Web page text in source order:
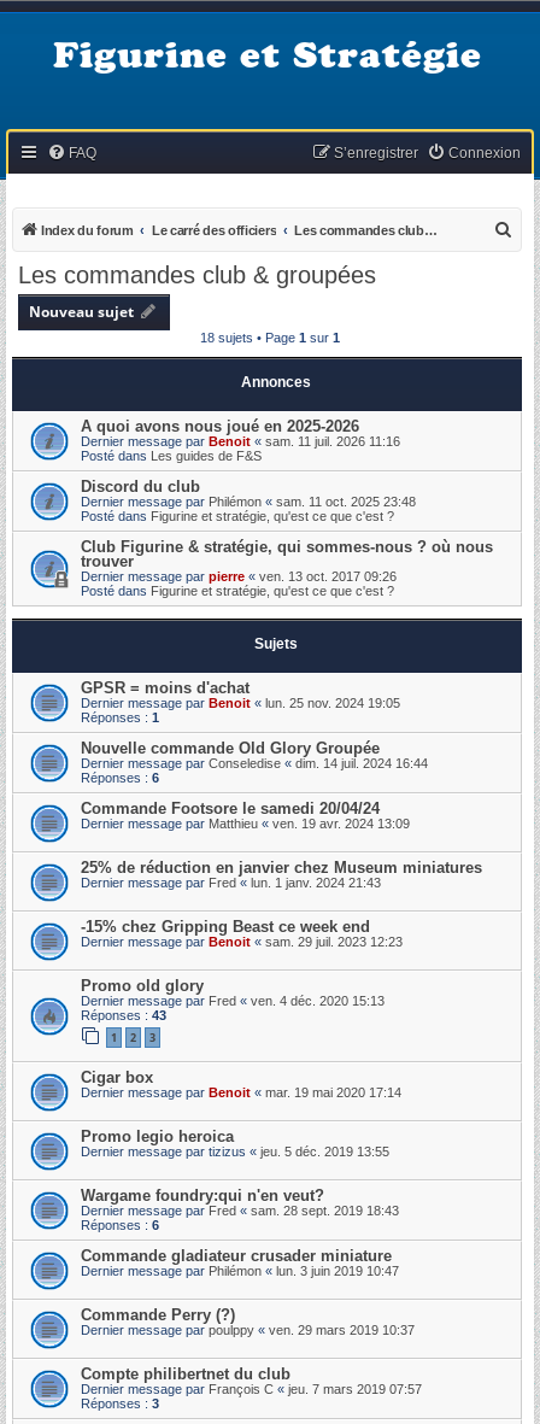
Figurine et Stratégie
FAQ Connexion
S’enregistrer
Index du forum Le carré des officiers Les commandes club & groupées
Les commandes club & groupées
Nouveau sujet
18 sujets • Page 1 sur 1
Annonces
A quoi avons nous joué en 2025-2026
Dernier message par Benoit « sam. 11 juil. 2026 11:16
Posté dans Les guides de F&S
Discord du club
Dernier message par Philémon « sam. 11 oct. 2025 23:48
Posté dans Figurine et stratégie, qu'est ce que c'est ?
Club Figurine & stratégie, qui sommes-nous ? où nous
trouver
Dernier message par pierre « ven. 13 oct. 2017 09:26
Posté dans Figurine et stratégie, qu'est ce que c'est ?
Sujets
GPSR = moins d'achat
Dernier message par Benoit « lun. 25 nov. 2024 19:05
Réponses : 1
Nouvelle commande Old Glory Groupée
Dernier message par Conseledise « dim. 14 juil. 2024 16:44
Réponses : 6
Commande Footsore le samedi 20/04/24
Dernier message par Matthieu « ven. 19 avr. 2024 13:09
25% de réduction en janvier chez Museum miniatures
Dernier message par Fred « lun. 1 janv. 2024 21:43
-15% chez Gripping Beast ce week end
Dernier message par Benoit « sam. 29 juil. 2023 12:23
Promo old glory
Dernier message par Fred « ven. 4 déc. 2020 15:13
Réponses : 43
1 2 3
Cigar box
Dernier message par Benoit « mar. 19 mai 2020 17:14
Promo legio heroica
Dernier message par tizizus « jeu. 5 déc. 2019 13:55
Wargame foundry:qui n'en veut?
Dernier message par Fred « sam. 28 sept. 2019 18:43
Réponses : 6
Commande gladiateur crusader miniature
Dernier message par Philémon « lun. 3 juin 2019 10:47
Commande Perry (?)
Dernier message par poulppy « ven. 29 mars 2019 10:37
Compte philibertnet du club
Dernier message par François C « jeu. 7 mars 2019 07:57
Réponses : 3